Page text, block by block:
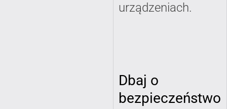
urządzeniach.
Dbaj o
bezpieczeństwo